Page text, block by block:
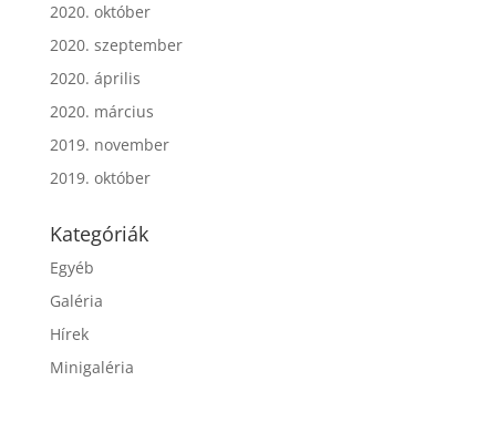
2020. október
2020. szeptember
2020. április
2020. március
2019. november
2019. október
Kategóriák
Egyéb
Galéria
Hírek
Minigaléria